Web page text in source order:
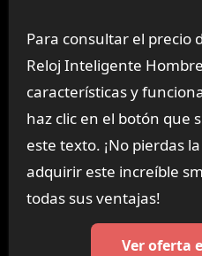
Para consultar el precio
Reloj Inteligente
características y
haz clic en el botón que
este texto. ¡No pierdas
adquirir este increíble
todas sus ventajas!
Ver oferta